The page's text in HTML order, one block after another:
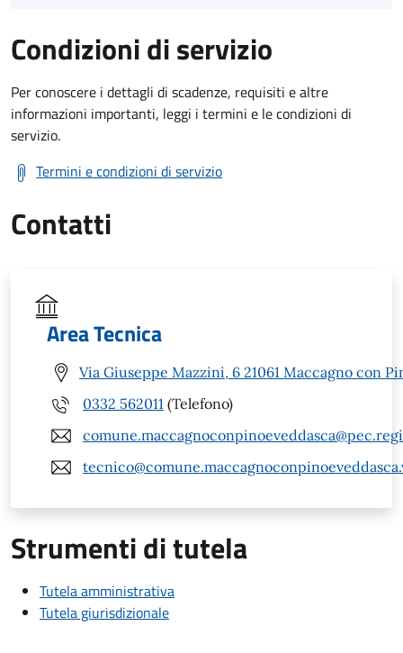
Condizioni di servizio
Per conoscere i dettagli di scadenze, requisiti e altre
informazioni importanti, leggi i termini e le condizioni di
servizio.
Termini e condizioni di servizio
Contatti
Area Tecnica
Via Giuseppe Mazzini, 6 21061 Maccagno con
0332 562011 (Telefono)
Strumenti di tutela
Tutela amministrativa
Tutela giurisdizionale